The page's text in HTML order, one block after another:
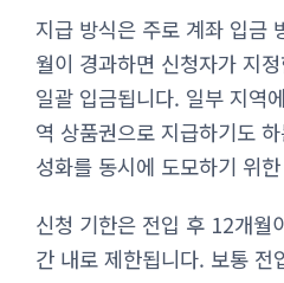
지급 방식은 주로 계좌 입금
월이 경과하면 신청자가 지
일괄 입금됩니다. 일부 지역
역 상품권으로 지급하기도
성화를 동시에 도모하기 위
신청 기한은 전입 후 12개월
간 내로 제한됩니다. 보통